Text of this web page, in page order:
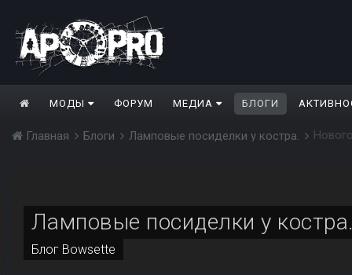
МОДЫ ФОРУМ МЕДИА БЛОГИ
Главная Блоги Ламповые посиделки у костра.
Ламповые посиделки у
Блог Bowsette